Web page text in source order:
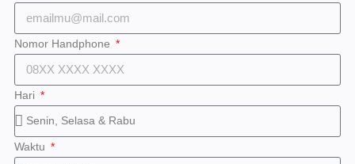
Nomor Handphone
Hari
Waktu